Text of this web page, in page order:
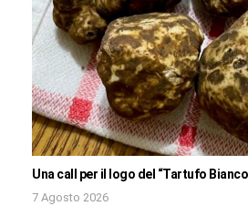
Una call per il logo del “Tartufo
7 Agosto 2026